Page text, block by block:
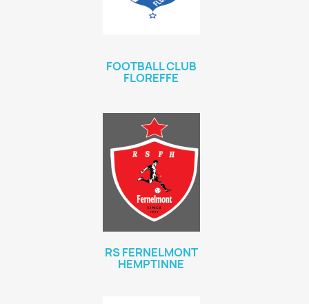
FOOTBALL CLUB
FLOREFFE
RS FERNELMONT
HEMPTINNE